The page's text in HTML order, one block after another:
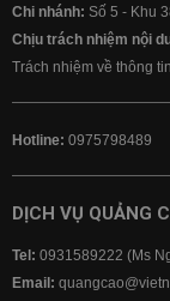
Chi nhánh: Số 5 - Khu
Chịu trách nhiệm nội
Trách nhiệm về thông tin
Hotline: 0975798489
DỊCH VỤ QUẢNG
Tel: 0931589222 (Ms
Email: